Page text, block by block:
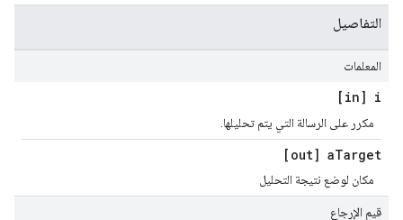
التفاصيل
المعلمات
[in] i
مكرر على الرسالة التي يتم تحليلها.
[out] aTarget
مكان لوضع نتيجة التحليل
قيم الإرجاع